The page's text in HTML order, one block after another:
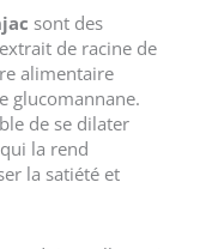
sont des
de racine de
alimentaire
glucomannane.
de se dilater
la rend
la satiété et